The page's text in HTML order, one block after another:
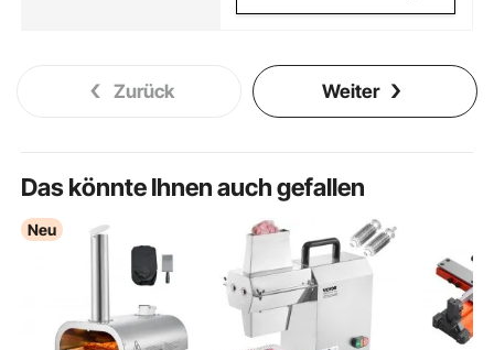
Zurück Weiter
Das könnte Ihnen auch gefallen
Neu